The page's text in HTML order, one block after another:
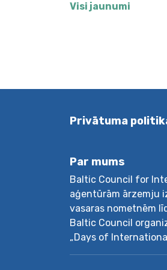
Visi jaunumi
Privātuma
Par mums
Baltic Council for
aģentūrām ārzemju
vasaras nometnēm
Baltic Council
„Days of